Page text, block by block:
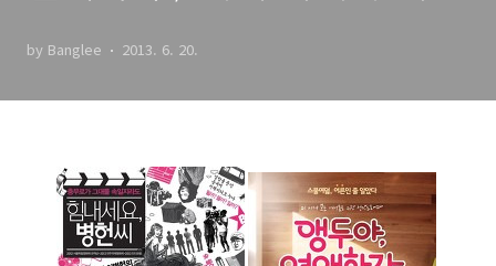
by Banglee 2013. 6. 20.